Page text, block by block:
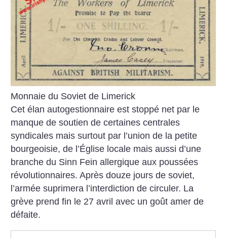
Monnaie du Soviet de Limerick
Cet élan autogestionnaire est stoppé net par le
manque de soutien de certaines centrales
syndicales mais surtout par l’union de la petite
bourgeoisie, de l’Église locale mais aussi d’une
branche du Sinn Fein allergique aux poussées
révolutionnaires. Après douze jours de soviet,
l’armée suprimera l’interdiction de circuler. La
grève prend fin le 27 avril avec un goût amer de
défaite.